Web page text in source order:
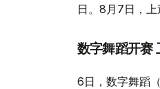
日。8月7日，上
数字舞蹈开赛
6日，数字舞蹈